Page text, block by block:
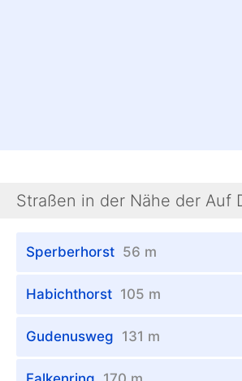
Straßen in der Nähe der Auf
Sperberhorst 56 m
Habichthorst 105 m
Gudenusweg 131 m